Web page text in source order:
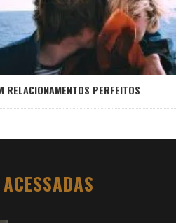
RELACIONAMENTOS PERFEITOS